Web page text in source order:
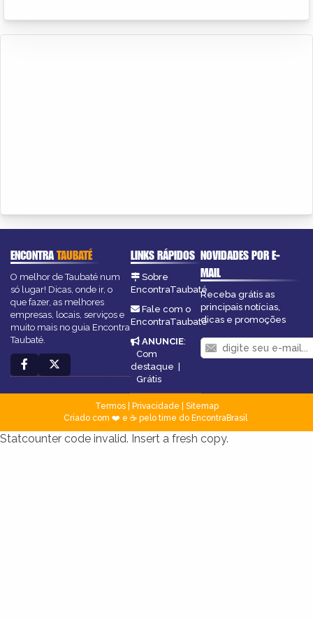
ENCONTRATAUBATÉ
O melhor de Taubaté num
só lugar! Dicas, onde ir, o
que fazer, as melhores
empresas, locais, serviços e
muito mais no guia Encontra
Taubaté.
LINKS RÁPIDOS
Sobre
EncontraTaubaté
Fale com o
EncontraTaubaté
ANUNCIE:
Com
destaque |
Grátis
NOVIDADES POR E-
MAIL
Receba grátis as
principais notícias,
dicas e promoções
Termos| Privacidade
Sitemap
Criado com ❤️ e ☕ pelo time do EncontraBrasil
Statcounter code invalid. Insert a fresh copy.